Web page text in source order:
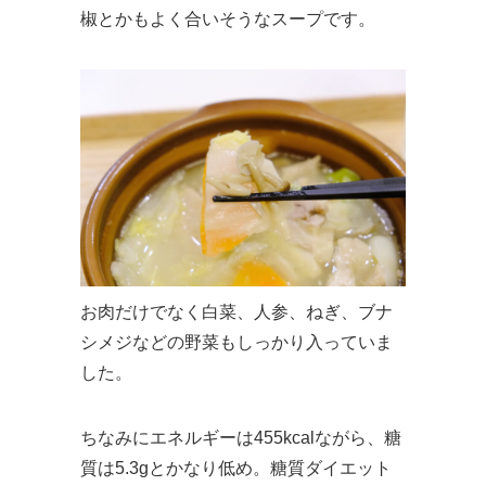
椒とかもよく合いそうなスープです。
お肉だけでなく白菜、人参、ねぎ、ブナ
シメジなどの野菜もしっかり入っていま
した。
ちなみにエネルギーは455kcalながら、糖
質は5.3gとかなり低め。糖質ダイエット